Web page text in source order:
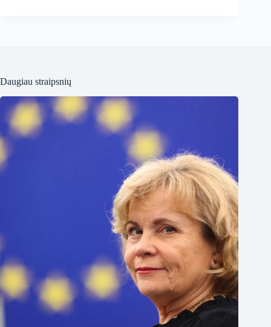
Daugiau straipsnių